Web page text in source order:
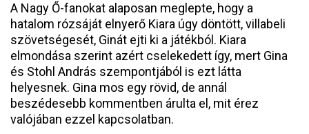
A Nagy Ő-fanokat alaposan meglepte, hogy a
hatalom rózsáját elnyerő Kiara úgy döntött, villabeli
szövetségesét, Ginát ejti ki a játékból. Kiara
elmondása szerint azért cselekedett így, mert Gina
és Stohl András szempontjából is ezt látta
helyesnek. Gina mos egy rövid, de annál
beszédesebb kommentben árulta el, mit érez
valójában ezzel kapcsolatban.